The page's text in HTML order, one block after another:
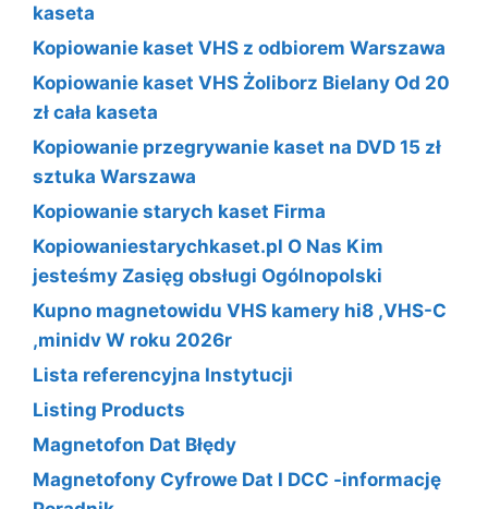
kaseta
Kopiowanie kaset VHS z odbiorem Warszawa
Kopiowanie kaset VHS Żoliborz Bielany Od 20
zł cała kaseta
Kopiowanie przegrywanie kaset na DVD 15 zł
sztuka Warszawa
Kopiowanie starych kaset Firma
Kopiowaniestarychkaset.pl O Nas Kim
jesteśmy Zasięg obsługi Ogólnopolski
Kupno magnetowidu VHS kamery hi8 ,VHS-C
,minidv W roku 2026r
Lista referencyjna Instytucji
Listing Products
Magnetofon Dat Błędy
Magnetofony Cyfrowe Dat I DCC -informację